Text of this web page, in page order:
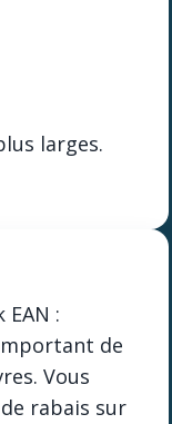
larges.
:
de
Vous
rabais sur